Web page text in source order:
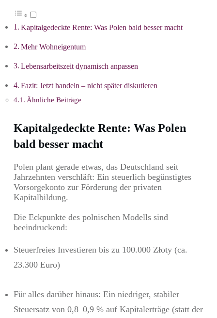
Kapitalgedeckte Rente: Was Polen bald besser macht
Mehr Wohneigentum
Lebensarbeitszeit dynamisch anpassen
Fazit: Jetzt handeln – nicht später diskutieren
Ähnliche Beiträge
Kapitalgedeckte Rente: Was Polen
bald besser macht
Polen plant gerade etwas, das Deutschland seit
Jahrzehnten verschläft: Ein steuerlich begünstigtes
Vorsorgekonto zur Förderung der privaten
Kapitalbildung.
Die Eckpunkte des polnischen Modells sind
beeindruckend:
Steuerfreies Investieren bis zu 100.000 Złoty (ca.
23.300 Euro)
Für alles darüber hinaus: Ein niedriger, stabiler
Steuersatz von 0,8–0,9 % auf Kapitalerträge (statt der